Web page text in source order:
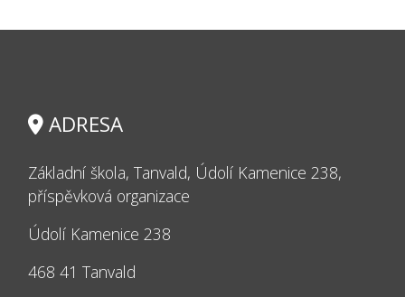
ADRESA
Základní škola, Tanvald, Údolí Kamenice 238,
příspěvková organizace
Údolí Kamenice 238
468 41 Tanvald